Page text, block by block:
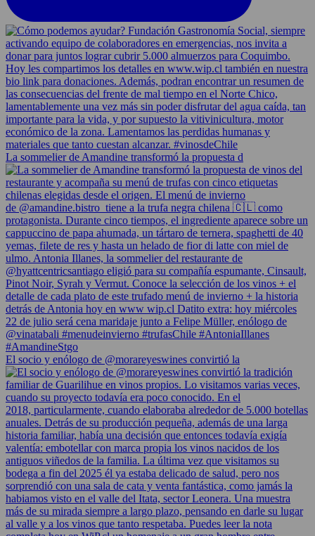
La sommelier de Amandine transformó la propuesta d
El socio y enólogo de @morareyeswines convirtió la